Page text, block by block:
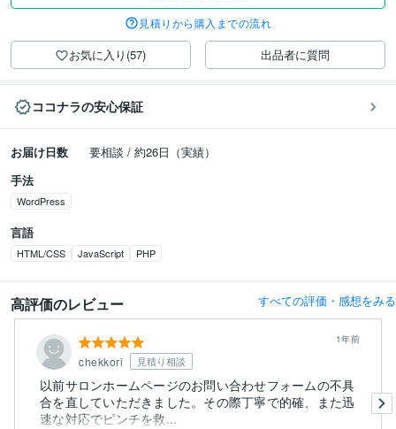
見積りから購入までの流れ
お気に入り(57) 出品者に質問
ココナラの安心保証
お届け日数
要相談 / 約26日（実績）
手法
WordPress
言語
HTML/CSS JavaScript PHP
高評価のレビュー すべての評価・感想をみる
chekkori 見積り相談
1年前
以前サロンホームページのお問い合わせフォームの不具
合を直していただきました。その際丁寧で的確、また迅
速な対応でピンチを救...